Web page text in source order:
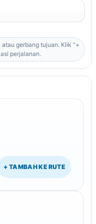
gerbang tujuan. Klik “+
perjalanan.
+ TAMBAH KE RUTE